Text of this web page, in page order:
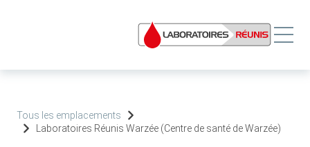
Tous les emplacements
Laboratoires Réunis Warzée (Centre de santé de Warzée)